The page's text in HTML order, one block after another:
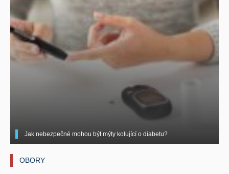
Jak nebezpečné mohou být mýty kolující o diabetu?
OBORY